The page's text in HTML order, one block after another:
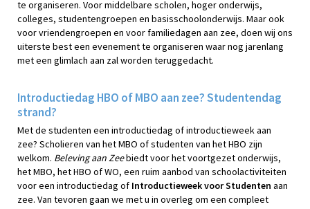
te organiseren. Voor middelbare scholen, hoger onderwijs,
colleges, studentengroepen en basisschoolonderwijs. Maar ook
voor vriendengroepen en voor familiedagen aan zee, doen wij ons
uiterste best een evenement te organiseren waar nog jarenlang
met een glimlach aan zal worden teruggedacht.
Introductiedag HBO of MBO aan zee? Studentendag
strand?
Met de studenten een introductiedag of introductieweek aan
zee? Scholieren van het MBO of studenten van het HBO zijn
welkom. Beleving aan Zeebiedt voor het voortgezet onderwijs,
het MBO, het HBO of WO, een ruim aanbod van schoolactiviteiten
voor een introductiedag of Introductieweek voor Studenten aan
zee. Van tevoren gaan we met u in overleg om een compleet